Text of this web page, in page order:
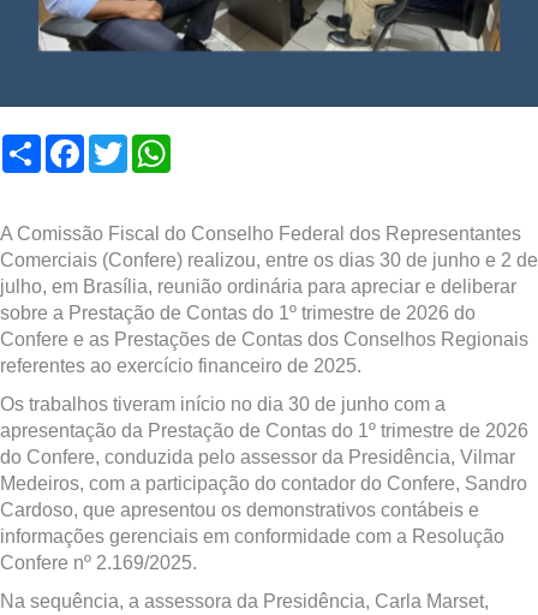
Compartilhar
Facebook
Twitter
A Comissão Fiscal do Conselho Federal dos Representantes
Comerciais (Confere) realizou, entre os dias 30 de junho e 2 de
julho, em Brasília, reunião ordinária para apreciar e deliberar
sobre a Prestação de Contas do 1º trimestre de 2026 do
Confere e as Prestações de Contas dos Conselhos Regionais
referentes ao exercício financeiro de 2025.
Os trabalhos tiveram início no dia 30 de junho com a
apresentação da Prestação de Contas do 1º trimestre de 2026
do Confere, conduzida pelo assessor da Presidência, Vilmar
Medeiros, com a participação do contador do Confere, Sandro
Cardoso, que apresentou os demonstrativos contábeis e
informações gerenciais em conformidade com a Resolução
Confere nº 2.169/2025.
Na sequência, a assessora da Presidência, Carla Marset,